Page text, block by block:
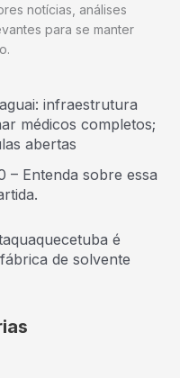
notícias, análises
para se manter
infraestrutura
médicos completos;
abertas
– Entenda sobre essa
é
de solvente